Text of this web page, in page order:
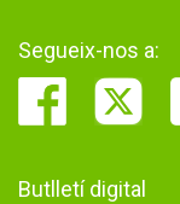
Segueix-nos a:
Butlletí digital